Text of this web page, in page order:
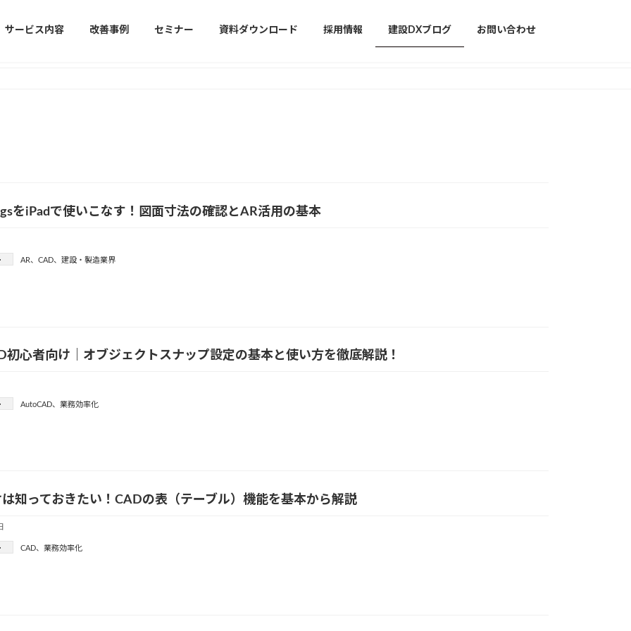
サービス内容 改善事例 セミナー 資料ダウンロード 採用情報 建設DXブログ お問い合わせ
をiPadで使いこなす！図面寸法の確認とAR活用の基本
AR、 CAD、 建設・製造業界
初心者向け｜オブジェクトスナップ設定の基本と使い方を徹底解説！
AutoCAD、 業務効率化
知っておきたい！CADの表（テーブル）機能を基本から解説
CAD、 業務効率化